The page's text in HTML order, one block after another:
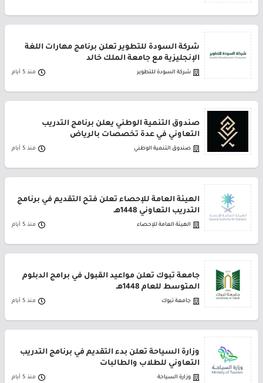
شركة السودة للتطوير تعلن برنامج مهارات اللغة
الإنجليزية مع جامعة الملك خالد
شركة السودة للتطوير منذ 5 أيام
صندوق التنمية الوطني يعلن برنامج التدريب
التعاوني في عدة تخصصات بالرياض
صندوق التنمية الوطني منذ 5 أيام
الهيئة العامة للإحصاء تعلن فتح التقديم في برنامج
التدريب التعاوني 1448هـ
الهيئة العامة للإحصاء منذ 5 أيام
جامعة تبوك تعلن مواعيد القبول في برامج الدبلوم
المتوسط للعام 1448هـ
جامعة تبوك منذ 5 أيام
وزارة السياحة تعلن بدء التقديم في برنامج التدريب
التعاوني للطلاب والطالبات
وزارة السياحة منذ 5 أيام